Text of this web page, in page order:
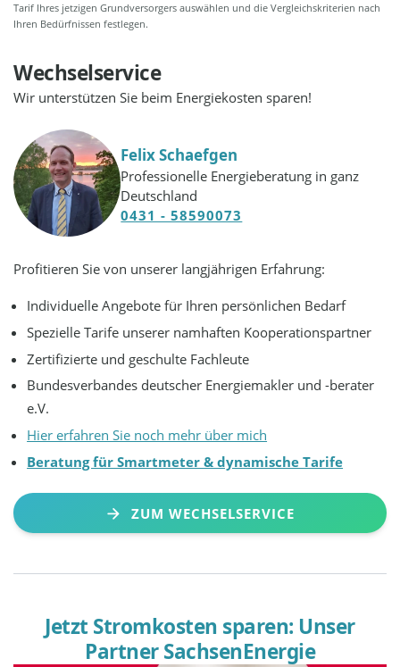
Tarif Ihres jetzigen Grundversorgers auswählen und die Vergleichskriterien nach
Ihren Bedürfnissen festlegen.
Wechselservice
Wir unterstützen Sie beim Energiekosten sparen!
Felix Schaefgen
Professionelle Energieberatung in ganz
Deutschland
0431 - 58590073
Profitieren Sie von unserer langjährigen Erfahrung:
Individuelle Angebote für Ihren persönlichen Bedarf
Spezielle Tarife unserer namhaften Kooperationspartner
Zertifizierte und geschulte Fachleute
Bundesverbandes deutscher Energiemakler und -berater
e.V.
Hier erfahren Sie noch mehr über mich
Beratung für Smartmeter & dynamische Tarife
ZUM WECHSELSERVICE
Jetzt Stromkosten sparen: Unser
Partner SachsenEnergie